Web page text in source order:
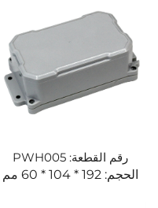
رقم القطعة: PWH005
الحجم: 192 * 104 * 60 مم